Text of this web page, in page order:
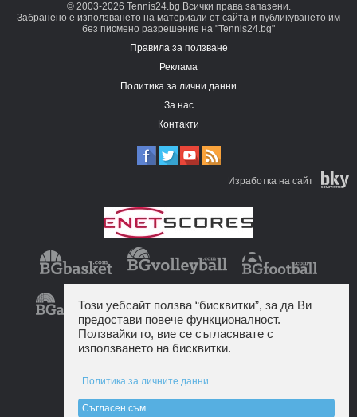
© 2003-2026 Tennis24.bg Всички права запазени.
Забранено е използването на материали от сайта и публикуването им
без писмено разрешение на "Tennis24.bg"
Правила за ползване
Реклама
Политика за лични данни
За нас
Контакти
Изработка на сайт
Този уебсайт ползва “бисквитки”, за да Ви
предостави повече функционалност.
Ползвайки го, вие се съгласявате с
използването на бисквитки.
Политика за личните данни
Съгласен съм